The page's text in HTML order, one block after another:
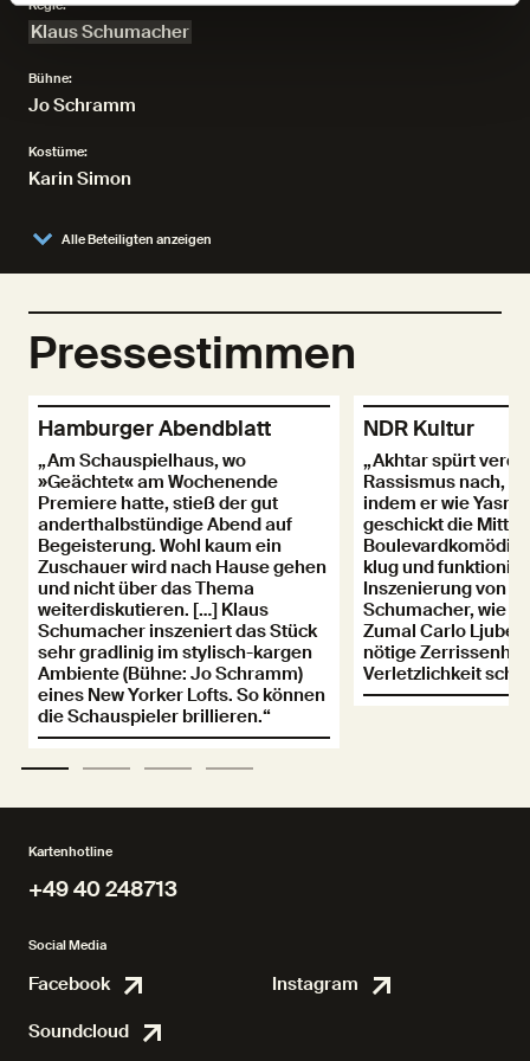
Alle Beteiligten anzeigen
Regie:
Klaus Schumacher
Bühne:
Jo Schramm
Kostüme:
Karin Simon
Pressestimmen
Hamburger Abendblatt
„Am Schauspielhaus, wo
»Geächtet« am Wochenende
Premiere hatte, stieß der gut
anderthalbstündige Abend auf
Begeisterung. Wohl kaum ein
Zuschauer wird nach Hause gehen
und nicht über das Thema
weiterdiskutieren. […] Klaus
Schumacher inszeniert das Stück
sehr gradlinig im stylisch-kargen
Ambiente (Bühne: Jo Schramm)
eines New Yorker Lofts. So können
die Schauspieler brillieren.“
NDR Kultur
„Akhtar spürt
Rassismus nach,
indem er wie
geschickt die Mittel
Boulevardkomödie
klug und
Inszenierung von
Schumacher, wie
Zumal Carlo
nötige
Verletzlichkeit
Kartenhotline
+49 40 248713
Social Media
Facebook FacebookInstagram
Soundcloud